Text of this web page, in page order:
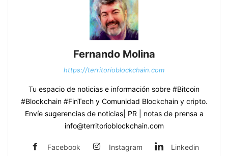
Fernando Molina
https://territorioblockchain.com
Tu espacio de noticias e información sobre #Bitcoin
#Blockchain #FinTech y Comunidad Blockchain y cripto.
Envíe sugerencias de noticias| PR | notas de prensa a
info@territorioblockchain.com
Facebook Instagram Linkedin